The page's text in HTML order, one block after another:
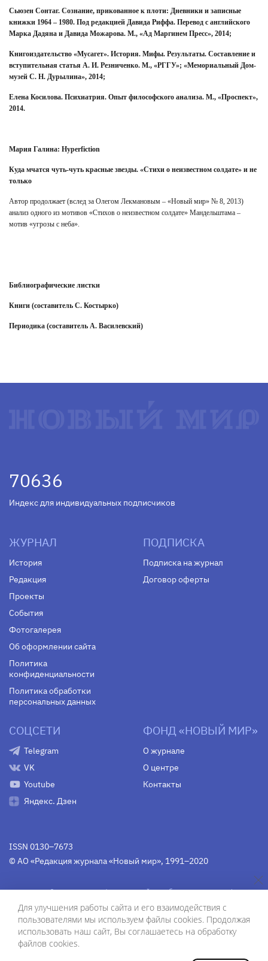
Сьюзен Сонтаг. Сознание, прикованное к плоти: Дневники и записные
книжки 1964 – 1980. Под редакцией Давида Риффа. Перевод с английского
Марка Дадяна и Давида Можарова. М., «Ад Маргинем Пресс», 2014;
Книгоиздательство «Мусагет». История. Мифы. Результаты. Составление и
вступительная статья А. И. Резниченко. М., «РГГУ»; «Мемориальный Дом-
музей С. Н. Дурылина», 2014;
Елена Косилова. Психиатрия. Опыт философского анализа. М., «Проспект»,
2014.
Мария Галина: Hyperfiction
Куда мчатся чуть-чуть красные звезды. «Стихи о неизвестном солдате» и не
только
Автор продолжает (вслед за Олегом Лекмановым – «Новый мир» № 8, 2013)
анализ одного из мотивов «Стихов о неизвестном солдате» Мандельштама –
мотив «угрозы с неба».
Библиографические листки
Книги (составитель С. Костырко)
Периодика (составитель А. Василевский)
70636
Индекс для индивидуальных подписчиков
ЖУРНАЛ
История
Редакция
Проекты
События
Фотогалерея
Об оформлении сайта
Политика
конфиденциальности
Политика обработки
персональных данных
ПОДПИСКА
Подписка на журнал
Договор оферты
СОЦСЕТИ
Telegram
VK
Youtube
Яндекс. Дзен
ФОНД «НОВЫЙ МИР»
О журнале
О центре
Контакты
ISSN 0130–7673
© АО «Редакция журнала «Новый мир», 1991–2020
Свидетельство Федеральной службы по надзору в сфере
коммуникаций средства массовой информации
(Роскомнадзор)ПИ № Фс 77-75754 от 13 июня 2019 г.
Для улучшения работы сайта и его взаимодействия с
пользователями мы используем файлы cookies. Продолжая
использовать наш сайт, Вы соглашаетесь на обработку
файлов cookies.